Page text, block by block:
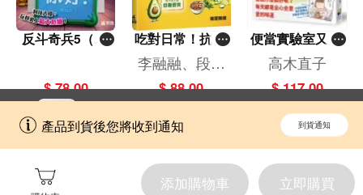
產品到貨後您將收到通知 到貨通知
添加購物車 立即購買
反斗奇兵5（圖
$ 78.00
吃對日常！抗炎
減糖飲食法
李融融、段佳
麗,黃梨煜、顧
凱辰
$ 88.00
便當實驗室又開
張了——日日和
特別日的菜單挑
戰記
高木直子
$ 117.00
擁抱更全面的購物和文化體驗。
開啟